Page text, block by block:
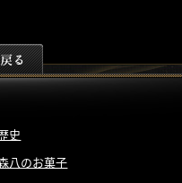
史
八のお菓子